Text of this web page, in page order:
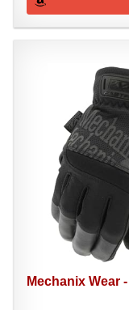
Mechanix Wear